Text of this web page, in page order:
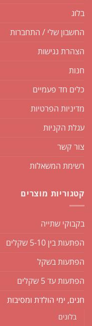
בלוג
החשבון שלי / התחברות
הצהרת נגישות
חנות
כלים חד פעמיים
מדיניות הפרטיות
עגלת הקניות
צור קשר
רשימת המשאלות
קטגוריות מוצרים
בקבוקי שתייה
הפתעות בין 5-10 שקלים
הפתעות בשקל
הפתעות עד 5 שקלים
חגים, ימי הולדת ומסיבות
בלונים